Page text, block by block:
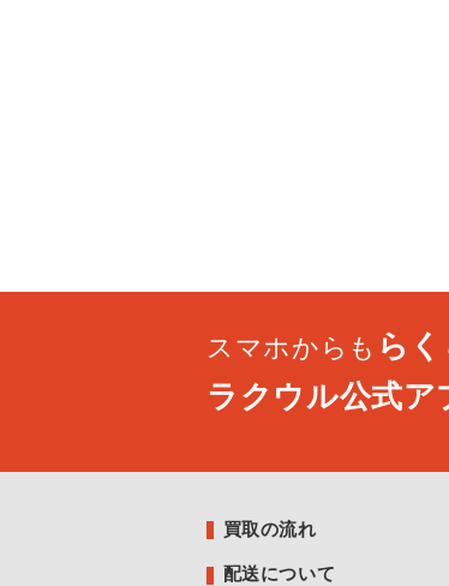
スマホからも ら
ラクウル公式ア
買取の流れ
配送について